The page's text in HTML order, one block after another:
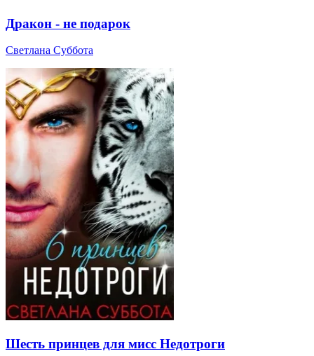
Дракон - не подарок
Светлана Суббота
Шесть принцев для мисс Недотроги